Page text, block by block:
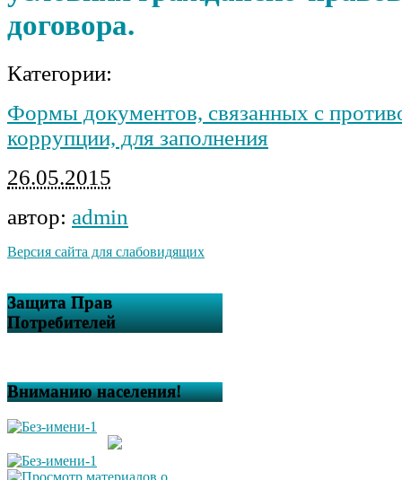
договора.
Категории:
Формы документов, связанных с
коррупции, для заполнения
26.05.2015
автор: admin
Версия сайта для слабовидящих
Защита Прав
Потребителей
Вниманию населения!